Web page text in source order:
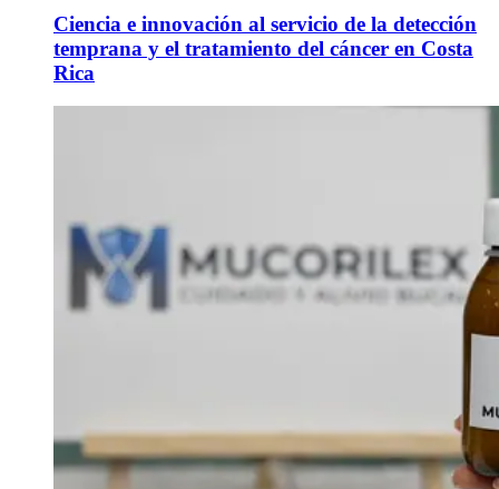
Ciencia e innovación al servicio de la detección
temprana y el tratamiento del cáncer en Costa
Rica